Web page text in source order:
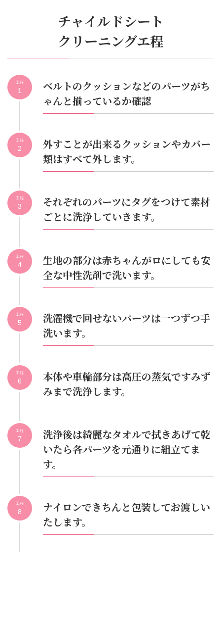
チャイルドシート
クリーニングエ程
ベルトのクッションなどのパーツがち
ゃんと揃っているか確認
工程
1
外すことが出来るクッションやカバー
類はすべて外します。
工程
2
それぞれのパーツにタグをつけて素材
ごとに洗浄していきます。
工程
3
生地の部分は赤ちゃんがロにしても安
全な中性洗剤で洗います。
工程
4
洗濯機で回せないパーツは一つずつ手
洗います。
工程
5
本体や車輪部分は高圧の蒸気ですみず
みまで洗浄します。
工程
6
洗浄後は綺麗なタオルで拭きあげて乾
いたら各パーツを元通りに組立てま
す。
工程
7
ナイロンできちんと包装してお渡しい
たします。
工程
8